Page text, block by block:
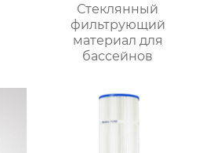
Стеклянный
фильтрующий
материал для
бассейнов